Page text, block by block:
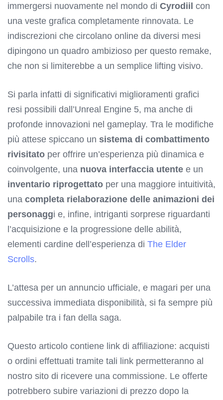
immergersi nuovamente nel mondo di Cyrodiil con
una veste grafica completamente rinnovata. Le
indiscrezioni che circolano online da diversi mesi
dipingono un quadro ambizioso per questo remake,
che non si limiterebbe a un semplice lifting visivo.
Si parla infatti di significativi miglioramenti grafici
resi possibili dall’Unreal Engine 5, ma anche di
profonde innovazioni nel gameplay. Tra le modifiche
più attese spiccano un sistema di combattimento
rivisitato per offrire un’esperienza più dinamica e
coinvolgente, una nuova interfaccia utente e un
inventario riprogettato per una maggiore intuitività,
una completa rielaborazione delle animazioni dei
personaggi e, infine, intriganti sorprese riguardanti
l’acquisizione e la progressione delle abilità,
elementi cardine dell’esperienza di The Elder
Scrolls.
L’attesa per un annuncio ufficiale, e magari per una
successiva immediata disponibilità, si fa sempre più
palpabile tra i fan della saga.
Questo articolo contiene link di affiliazione: acquisti
o ordini effettuati tramite tali link permetteranno al
nostro sito di ricevere una commissione. Le offerte
potrebbero subire variazioni di prezzo dopo la